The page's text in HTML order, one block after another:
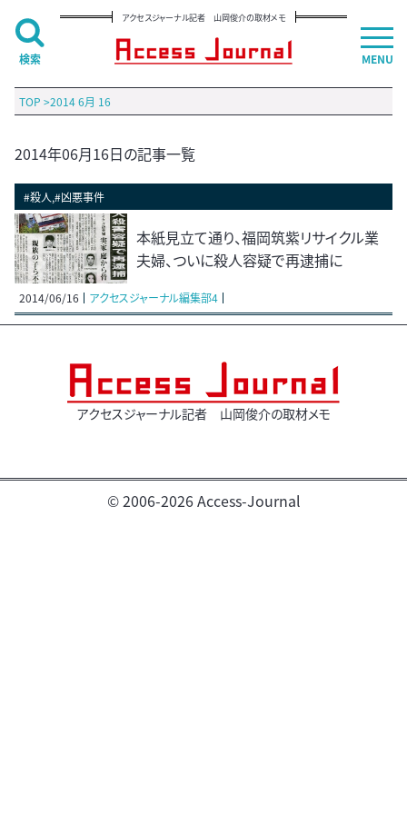
アクセスジャーナル記者 山岡俊介の取材メモ
TOP >2014 6月 16
2014年06月16日の記事一覧
#殺人,#凶悪事件
本紙見立て通り、福岡筑紫リサイクル業
夫婦、ついに殺人容疑で再逮捕に
2014/06/16 アクセスジャーナル編集部4
アクセスジャーナル記者 山岡俊介の取材メモ
© 2006-2026 Access-Journal
MENU
検索